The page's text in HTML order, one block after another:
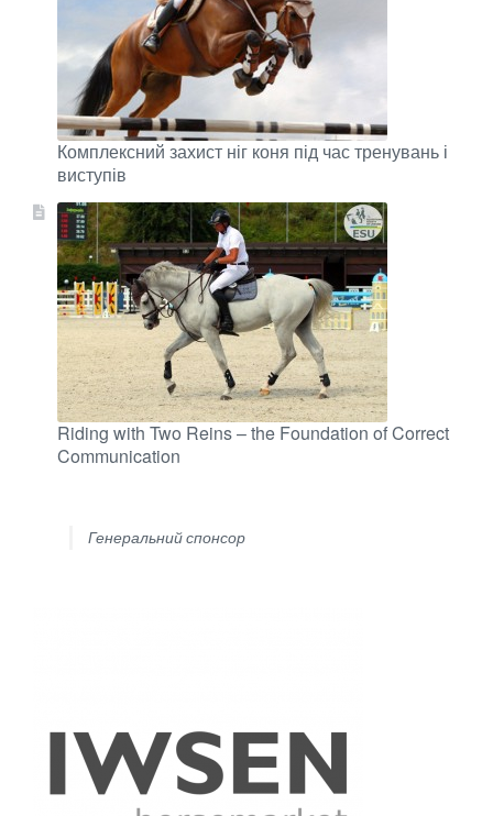
Комплексний захист ніг коня під час тренувань і
виступів
Riding with Two Reins – the Foundation of Correct
Communication
Генеральний спонсор